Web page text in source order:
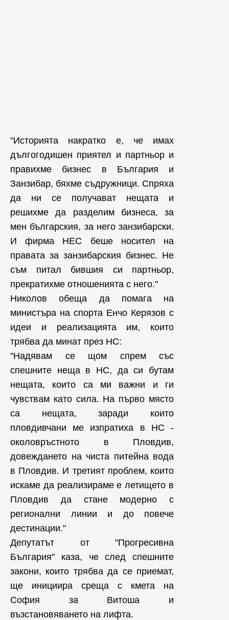
"Историята накратко е, че имах
дългогодишен приятел и партньор и
правихме бизнес в България и
Занзибар, бяхме съдружници. Спряха
да ни се получават нещата и
решихме да разделим бизнеса, за
мен българския, за него занзибарски.
И фирма НЕС беше носител на
правата за занзибарския бизнес. Не
съм питал бившия си партньор,
прекратихме отношенията с него."
Николов обеща да помага на
министъра на спорта Енчо Керязов с
идеи и реализацията им, които
трябва да минат през НС:
"Надявам се щом спрем със
спешните неща в НС, да си бутам
нещата, които са ми важни и ги
чувствам като сила. На първо място
са нещата, заради които
пловдивчани ме изпратиха в НС -
околовръстното в Пловдив,
довеждането на чиста питейна вода
в Пловдив. И третият проблем, които
искаме да реализираме е летището в
Пловдив да стане модерно с
регионални линии и до повече
дестинации."
Депутатът от "Прогресивна
България" каза, че след спешните
закони, които трябва да се приемат,
ще инициира среща с кмета на
София за Витоша и
възстановяването на лифта.